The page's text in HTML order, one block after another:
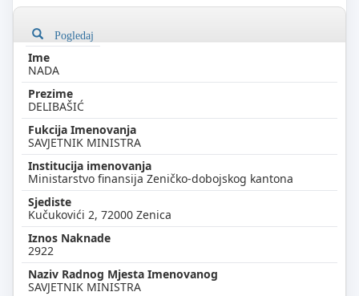
Pogledaj
NADA
DELIBAŠIĆ
SAVJETNIK MINISTRA
Ministarstvo finansija Zeničko-dobojskog kantona
Kučukovići 2, 72000 Zenica
2922
SAVJETNIK MINISTRA